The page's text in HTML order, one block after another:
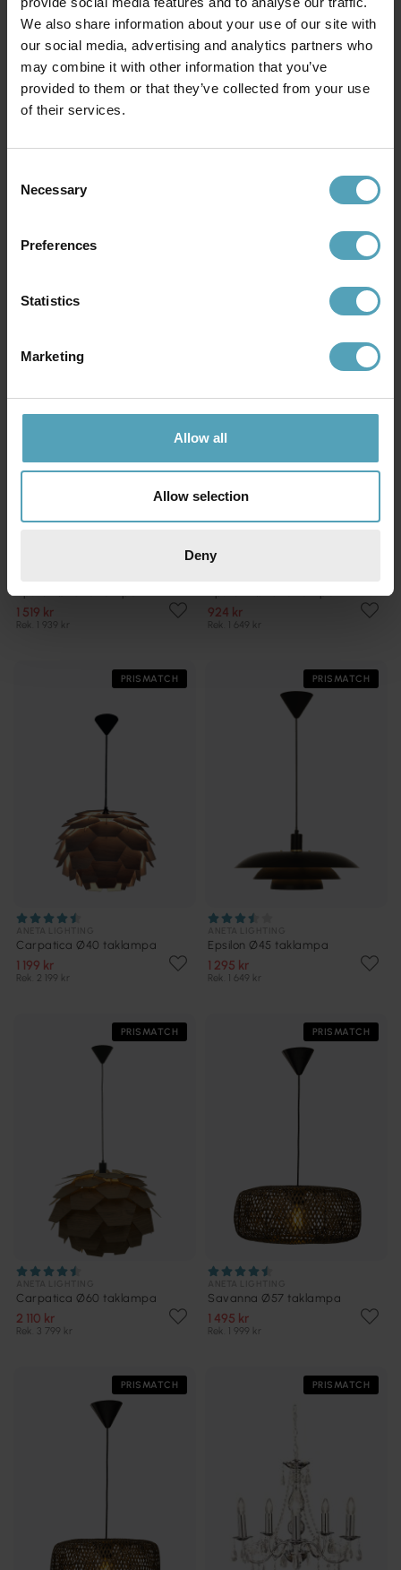
We also share information about your use of our site with
our social media, advertising and analytics partners who
may combine it with other information that you’ve
provided to them or that they’ve collected from your use
of their services.
Selection
Necessary
Preferences
Statistics
Marketing
Allow all
Allow selection
Deny
Rek. 3 209 kr
1 519 kr
Rek. 1 939 kr
924 kr
Rek. 1 649 kr
PRISMATCH
Carpatica Ø40 taklampa
1 199 kr
Rek. 2 199 kr
PRISMATCH
Epsilon Ø45 taklampa
1 295 kr
Rek. 1 649 kr
PRISMATCH
Carpatica Ø60 taklampa
2 110 kr
Rek. 3 799 kr
PRISMATCH
Savanna Ø57 taklampa
1 495 kr
Rek. 1 999 kr
PRISMATCH PRISMATCH